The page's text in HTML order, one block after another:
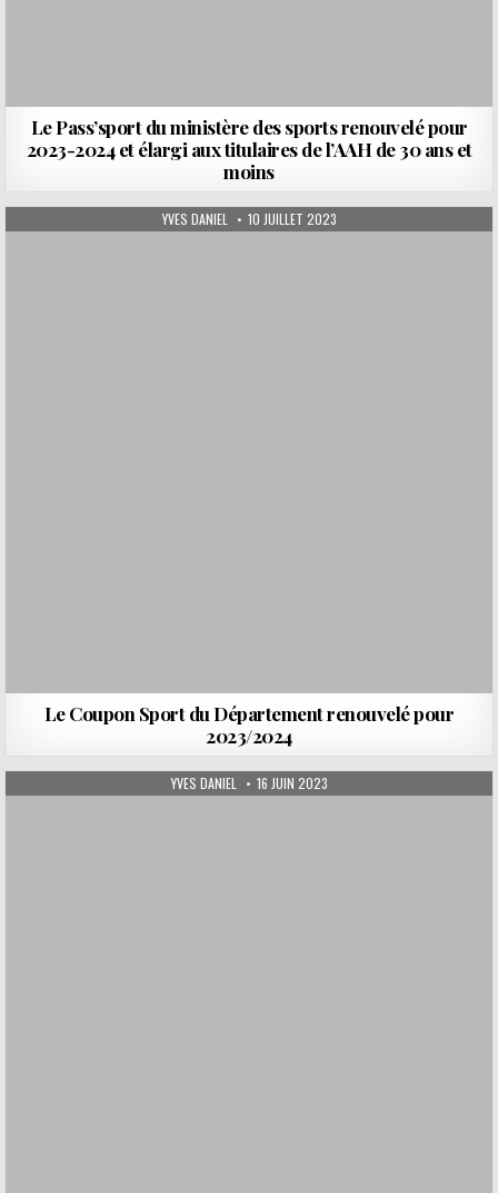
Le Pass’sport du ministère des sports renouvelé pour
2023-2024 et élargi aux titulaires de l’AAH de 30 ans et
moins
AUTHOR:
YVES DANIEL PUBLISHED DATE:
10 JUILLET 2023
Le Coupon Sport du Département renouvelé pour
2023/2024
AUTHOR:
YVES DANIEL PUBLISHED DATE:
16 JUIN 2023